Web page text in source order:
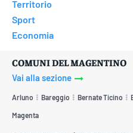
Territorio
Sport
Economia
COMUNI DEL MAGENTINO
Vai alla sezione
Arluno Bareggio Bernate Ticino
Magenta